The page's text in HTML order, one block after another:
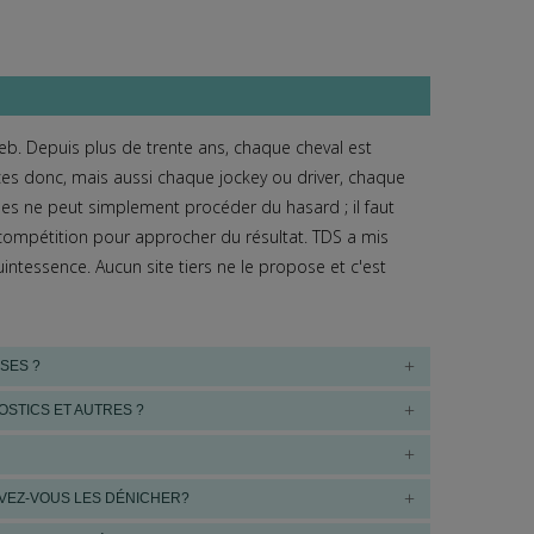
payés à l’arrivée
Depuis plus de trente ans, chaque cheval est
donc, mais aussi chaque jockey ou driver, chaque
ne peut simplement procéder du hasard ; il faut
pour approcher du résultat. TDS a mis
Aucun site tiers ne le propose et c'est
?
ET AUTRES ?
VOUS LES DÉNICHER?